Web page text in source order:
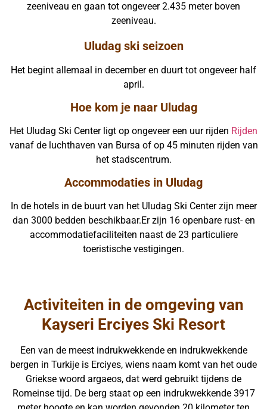
zeeniveau en gaan tot ongeveer 2.435 meter boven
zeeniveau.
Uludag ski seizoen
Het begint allemaal in december en duurt tot ongeveer half
april.
Hoe kom je naar Uludag
Het Uludag Ski Center ligt op ongeveer een uur rijden Rijden
vanaf de luchthaven van Bursa of op 45 minuten rijden van
het stadscentrum.
Accommodaties in Uludag
In de hotels in de buurt van het Uludag Ski Center zijn meer
dan 3000 bedden beschikbaar.Er zijn 16 openbare rust- en
accommodatiefaciliteiten naast de 23 particuliere
toeristische vestigingen.
Activiteiten in de omgeving van
Kayseri Erciyes Ski Resort
Een van de meest indrukwekkende en indrukwekkende
bergen in Turkije is Erciyes, wiens naam komt van het oude
Griekse woord argaeos, dat werd gebruikt tijdens de
Romeinse tijd. De berg staat op een indrukwekkende 3917